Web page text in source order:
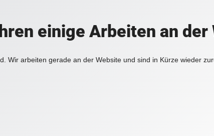
einige Arbeiten an der
Wir arbeiten gerade an der Website und sind in Kürze wieder